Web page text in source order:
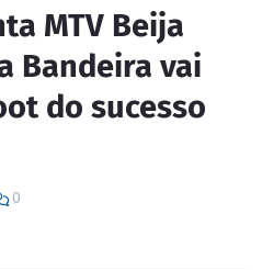
MTV Beija
Bandeira vai
do sucesso
0